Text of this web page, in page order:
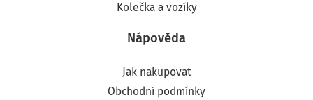
Kolečka a vozíky
Nápověda
Jak nakupovat
Obchodní podmínky